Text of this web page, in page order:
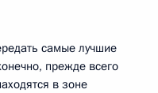
самые лучшие
прежде всего
в зоне